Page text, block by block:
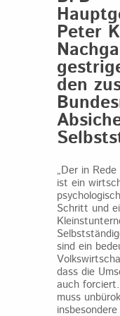
Peter
den
„Der in
ist ein
Schritt und
sind ein
dass die
auch
muss